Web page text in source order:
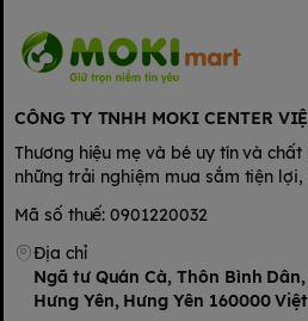
🌏 Xuất xứ:
Sản xuất tại Trung Quốc
🎁 Sản phẩm phù hợp làm quà tặng
hoặc đồ chơi học tập mầm non –
tư duy, nhận thức và sáng tạo.
CÔNG TY TNHH MOKI CENTER
Thương hiệu mẹ và bé uy tín và
những trải nghiệm mua sắm tiện
Mã số thuế: 0901220032
Địa chỉ
Ngã tư Quán Cà, Thôn Bình
Hưng Yên, Hưng Yên 160000